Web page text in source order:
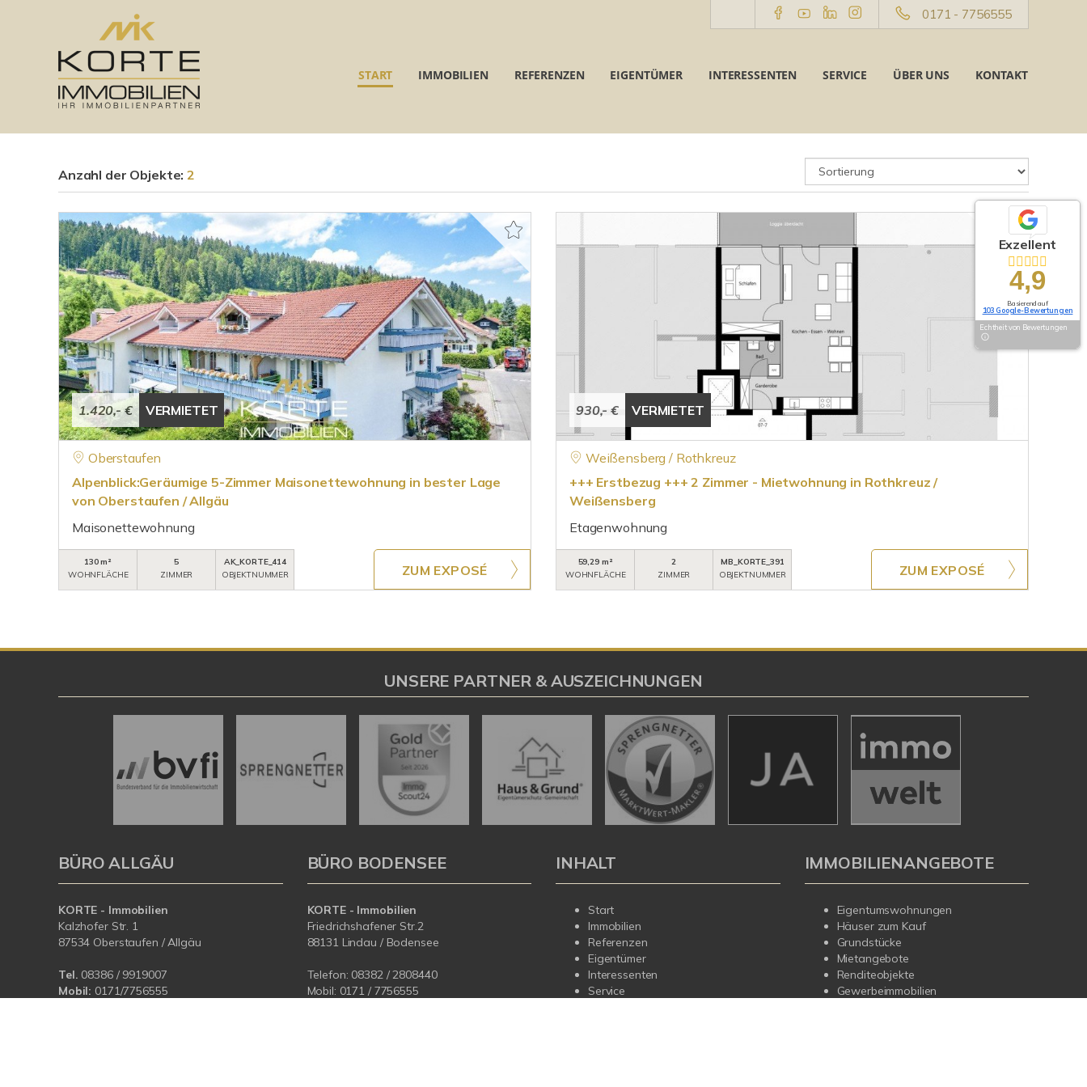
0171 - 7756555
START IMMOBILIEN REFERENZEN EIGENTÜMER INTERESSENTEN SERVICE ÜBER UNS KONTAKT
Anzahl der Objekte:2
1.420,- € VERMIETET
Oberstaufen
Alpenblick:Geräumige 5-Zimmer Maisonettewohnung in bester Lage
von Oberstaufen / Allgäu
Maisonettewohnung
130 m²
WOHNFLÄCHE
5
ZIMMER
AK_KORTE_414
OBJEKTNUMMER
ZUM EXPOSÉ
930,- € VERMIETET
Weißensberg / Rothkreuz
+++ Erstbezug +++ 2 Zimmer - Mietwohnung in Rothkreuz /
Weißensberg
Etagenwohnung
59,29 m²
WOHNFLÄCHE
2
ZIMMER
MB_KORTE_391
OBJEKTNUMMER
ZUM EXPOSÉ
Exzellent
4,9
Basierend auf
103 Google-Bewertungen
Echtheit von Bewertungen
UNSERE PARTNER & AUSZEICHNUNGEN
BÜRO ALLGÄU
KORTE - Immobilien
Kalzhofer Str. 1
87534 Oberstaufen / Allgäu
Tel. 08386 / 9919007
Mobil: 0171/7756555
BÜRO BODENSEE
KORTE - Immobilien
Friedrichshafener Str.2
88131 Lindau / Bodensee
Telefon: 08382 / 2808440
Mobil: 0171 / 7756555
INHALT
Start
Immobilien
Referenzen
Eigentümer
Interessenten
Service
IMMOBILIENANGEBOTE
Eigentumswohnungen
Häuser zum Kauf
Grundstücke
Mietangebote
Renditeobjekte
Gewerbeimmobilien